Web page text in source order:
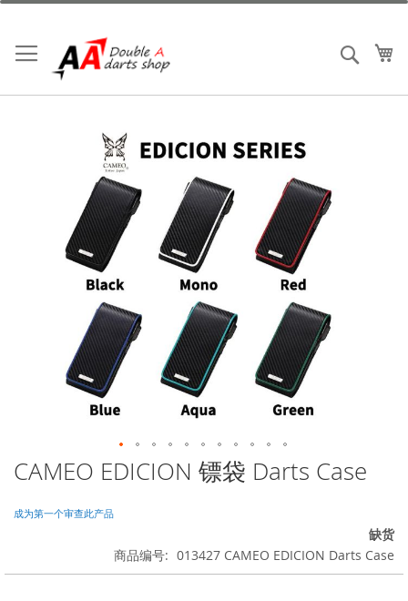
跳
内
容
搜索
CAMEO EDICION 镖袋 Darts Case
成为第一个审查此产品
缺货
商品编号
013427 CAMEO EDICION Darts Case
跳
转
图
的